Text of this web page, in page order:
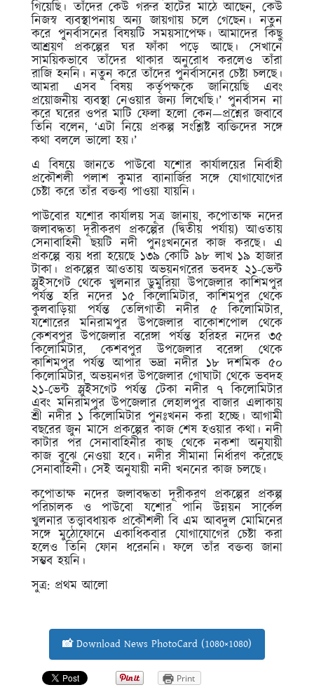
গিয়েছি। তাঁদের কেউ গরুর হাটের মাঠে আছেন, কেউ
নিজস্ব ব্যবস্থাপনায় অন্য জায়গায় চলে গেছেন। নতুন
করে পুনর্বাসনের বিষয়টি সময়সাপেক্ষ। আমাদের কিছু
আশ্রয়ণ প্রকল্পের ঘর ফাঁকা পড়ে আছে। সেখানে
সাময়িকভাবে তাঁদের থাকার অনুরোধ করলেও তাঁরা
রাজি হননি। নতুন করে তাঁদের পুনর্বাসনের চেষ্টা চলছে।
আমরা এসব বিষয় কর্তৃপক্ষকে জানিয়েছি এবং
প্রয়োজনীয় ব্যবস্থা নেওয়ার জন্য লিখেছি।’ পুনর্বাসন না
করে ঘরের ওপর মাটি ফেলা হলো কেন—প্রশ্নের জবাবে
তিনি বলেন, ‘এটা নিয়ে প্রকল্প সংশ্লিষ্ট ব্যক্তিদের সঙ্গে
কথা বললে ভালো হয়।’
এ বিষয়ে জানতে পাউবো যশোর কার্যালয়ের নির্বাহী
প্রকৌশলী পলাশ কুমার ব্যানার্জির সঙ্গে যোগাযোগের
চেষ্টা করে তাঁর বক্তব্য পাওয়া যায়নি।
পাউবোর যশোর কার্যালয় সূত্র জানায়, কপোতাক্ষ নদের
জলাবদ্ধতা দূরীকরণ প্রকল্পের (দ্বিতীয় পর্যায়) আওতায়
সেনাবাহিনী ছয়টি নদী পুনঃখননের কাজ করছে। এ
প্রকল্পে ব্যয় ধরা হয়েছে ১৩৯ কোটি ৯৮ লাখ ১৯ হাজার
টাকা। প্রকল্পের আওতায় অভয়নগরের ভবদহ ২১-ভেন্ট
স্লুইসগেট থেকে খুলনার ডুমুরিয়া উপজেলার কাশিমপুর
পর্যন্ত হরি নদের ১৫ কিলোমিটার, কাশিমপুর থেকে
কুলবাড়িয়া পর্যন্ত তেলিগাতী নদীর ৫ কিলোমিটার,
যশোরের মনিরামপুর উপজেলার বাকোশপোল থেকে
কেশবপুর উপজেলার বরেঙ্গা পর্যন্ত হরিহর নদের ৩৫
কিলোমিটার, কেশবপুর উপজেলার বরেঙ্গা থেকে
কাশিমপুর পর্যন্ত আপার ভদ্রা নদীর ১৮ দশমিক ৫০
কিলোমিটার, অভয়নগর উপজেলার গোঘাটা থেকে ভবদহ
২১-ভেন্ট স্লুইসগেট পর্যন্ত টেকা নদীর ৭ কিলোমিটার
এবং মনিরামপুর উপজেলার লেহালপুর বাজার এলাকায়
শ্রী নদীর ১ কিলোমিটার পুনঃখনন করা হচ্ছে। আগামী
বছরের জুন মাসে প্রকল্পের কাজ শেষ হওয়ার কথা। নদী
কাটার পর সেনাবাহিনীর কাছ থেকে নকশা অনুযায়ী
কাজ বুঝে নেওয়া হবে। নদীর সীমানা নির্ধারণ করেছে
সেনাবাহিনী। সেই অনুযায়ী নদী খননের কাজ চলছে।
কপোতাক্ষ নদের জলাবদ্ধতা দূরীকরণ প্রকল্পের প্রকল্প
পরিচালক ও পাউবো যশোর পানি উন্নয়ন সার্কেল
খুলনার তত্ত্বাবধায়ক প্রকৌশলী বি এম আবদুল মোমিনের
সঙ্গে মুঠোফোনে একাধিকবার যোগাযোগের চেষ্টা করা
হলেও তিনি ফোন ধরেননি। ফলে তাঁর বক্তব্য জানা
সম্ভব হয়নি।
সুত্র: প্রথম আলো
📸 Download News PhotoCard (1080×1080)
Print